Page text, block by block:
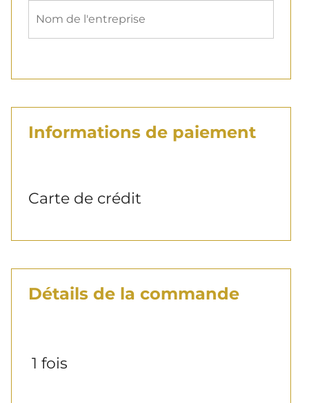
Informations de paiement
Carte de crédit
Détails de la commande
1 fois